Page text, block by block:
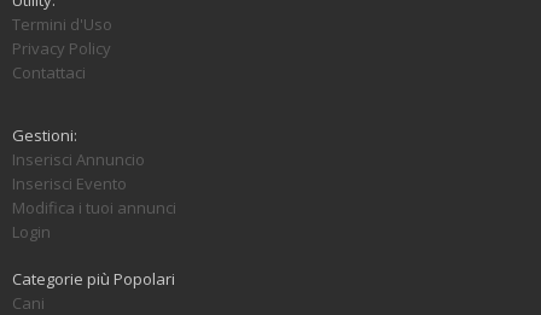
Termini d'Uso
Privacy Policy
Contattaci
Gestioni:
Inserisci Annuncio
Inserisci Evento
Modifica i tuoi annunci
Login
Categorie più Popolari
Cani